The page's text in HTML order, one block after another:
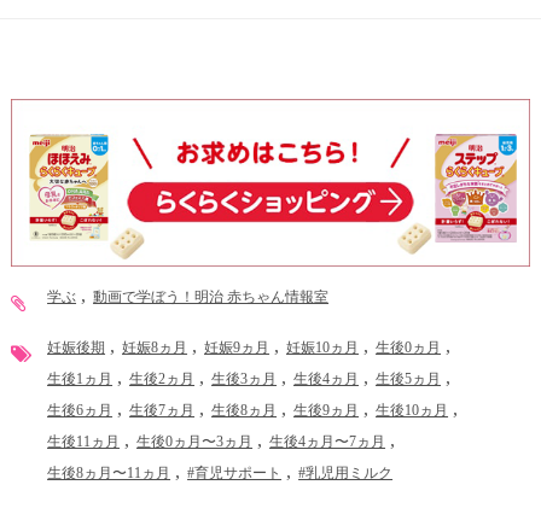
学ぶ 動画で学ぼう！明治 赤ちゃん情報室
妊娠後期 妊娠8ヵ月 妊娠9ヵ月 妊娠10ヵ月 生後0ヵ月
生後1ヵ月 生後2ヵ月 生後3ヵ月 生後4ヵ月 生後5ヵ月
生後6ヵ月 生後7ヵ月 生後8ヵ月 生後9ヵ月 生後10ヵ月
生後11ヵ月 生後0ヵ月〜3ヵ月 生後4ヵ月〜7ヵ月
生後8ヵ月〜11ヵ月 #育児サポート #乳児用ミルク